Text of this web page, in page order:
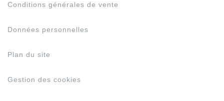
Conditions générales de vente
Données personnelles
Plan du site
Gestion des cookies